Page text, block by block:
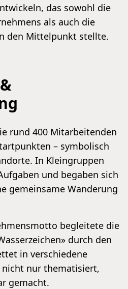
das sowohl die
als auch die
den Mittelpunkt stellte.
rund 400 Mitarbeitenden
– symbolisch
In Kleingruppen
und begaben sich
gemeinsame Wanderung
begleitete die
durch den
in verschiedene
nicht nur thematisiert,
gemacht.